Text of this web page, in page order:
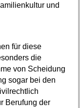
und
für diese
die
von Scheidung
sogar bei den
Berufung der